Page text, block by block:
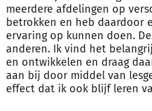
meerdere afdelingen op
betrokken en heb daardoor
ervaring op kunnen doen.
anderen. Ik vind het
en ontwikkelen en draag
aan bij door middel van
effect dat ik ook blijf leren